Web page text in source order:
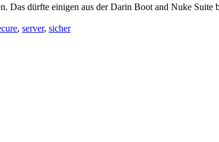
Das dürfte einigen aus der Darin Boot and Nuke Suite
, server, sicher